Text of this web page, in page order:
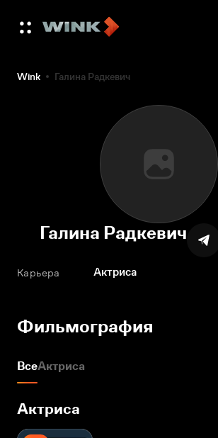
Wink Галина Радкевич
Галина Радкевич
Карьера Актриса
Фильмография
ВсеАктриса
Актриса